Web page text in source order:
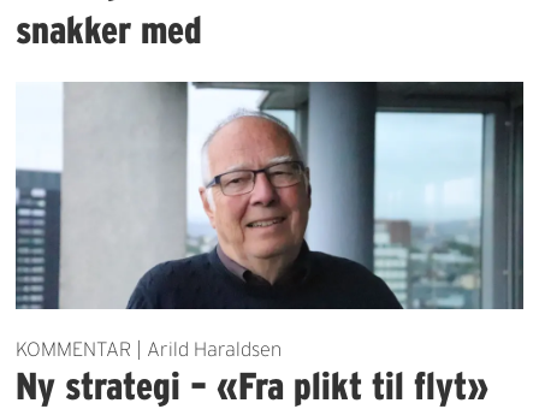
snakker med
KOMMENTAR | Arild Haraldsen
Ny strategi – «Fra plikt til flyt»